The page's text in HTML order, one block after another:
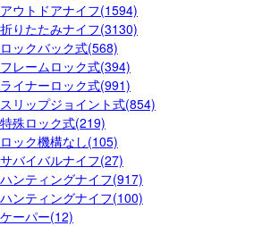
アウトドアナイフ(1594)
折りたたみナイフ(3130)
ロックバック式(568)
フレームロック式(394)
ライナーロック式(991)
スリップジョイント式(854)
特殊ロック式(219)
ロック機構なし(105)
サバイバルナイフ(27)
ハンティングナイフ(917)
ハンティングナイフ(100)
ケーパー(12)